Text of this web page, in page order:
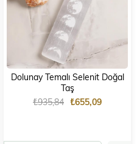
Dolunay Temalı Selenit Doğal
Taş
₺655,09
₺935,84